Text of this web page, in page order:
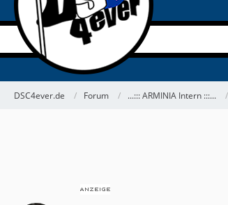
DSC4ever.de Forum ...::: ARMINIA Intern :::...